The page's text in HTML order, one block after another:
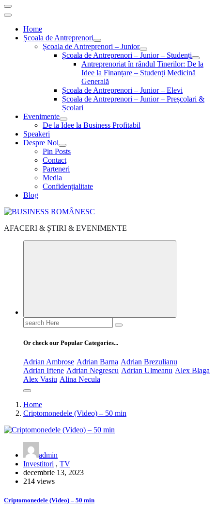
Home
Școala de Antreprenori
Școala de Antreprenori – Junior
Școala de Antreprenori – Junior – Studenți
Antreprenoriat în rândul Tinerilor: De la
Idee la Finanțare – Studenți Medicină
Generală
Școala de Antreprenori – Junior – Elevi
Școala de Antreprenori – Junior – Preșcolari &
Școlari
Evenimente
De la Idee la Business Profitabil
Speakeri
Despre Noi
Pin Posts
Contact
Parteneri
Media
Confidențialitate
Blog
AFACERI & ȘTIRI & EVENIMENTE
Search
for:
Or check our Popular Categories...
Adrian Ambrose Adrian Barna Adrian Brezulianu
Adrian Iftene Adrian Negrescu Adrian Ulmeanu Alex Blaga
Alex Vasiu Alina Necula
Home
Criptomonedele (Video) – 50 min
admin
Investitori , TV
decembrie 13, 2023
214 views
Criptomonedele (Video) – 50 min